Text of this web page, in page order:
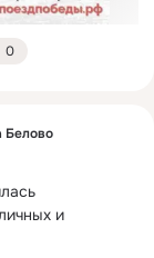
0
Белово
и